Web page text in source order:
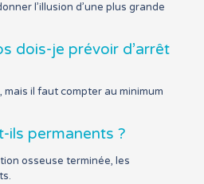
l’illusion d’une plus grande
dois-je prévoir d’arrêt
il faut compter au minimum
ils permanents ?
osseuse terminée, les